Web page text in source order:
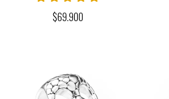
$69.900